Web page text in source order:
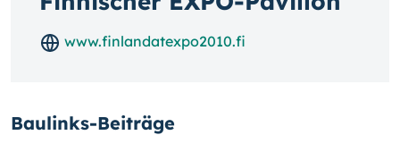
www.finlandatexpo2010.fi
Baulinks-Beiträge